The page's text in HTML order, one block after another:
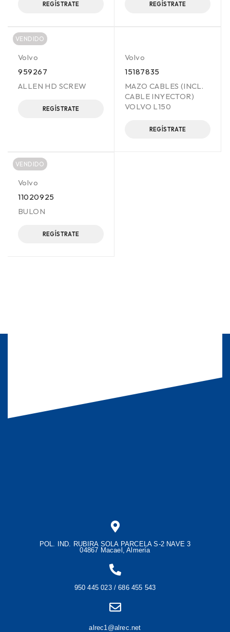
REGÍSTRATE REGÍSTRATE
VENDIDO
Volvo
959267
ALLEN HD SCREW
REGÍSTRATE
Volvo
15187835
MAZO CABLES (INCL.
CABLE INYECTOR)
VOLVO L150
REGÍSTRATE
VENDIDO
Volvo
11020925
BULON
REGÍSTRATE
POL. IND. RUBIRA SOLA PARCELA S-2 NAVE 3
04867 Macael, Almería
950 445 023 / 686 455 543
alrec1@alrec.net